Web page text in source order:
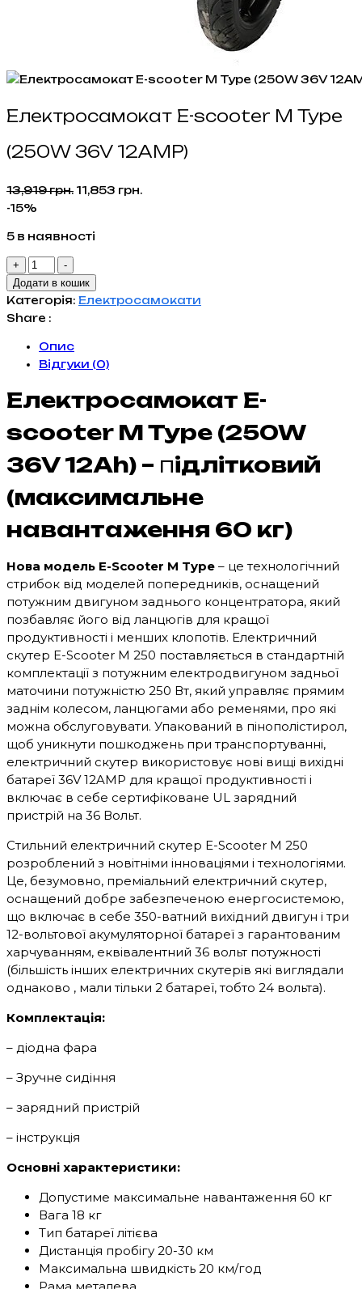
Електросамокат E-scooter M Type
(250W 36V 12AMP)
13,919грн. Оригінальна
11,853 грн.
-15%
5 в наявності
+
Електросамокат
E-
scooter
M
(250W
36V
кількість
-
Додати в кошик
Категорія: Електросамокати
Share :
Опис
Відгуки (0)
Електросамокат E-
scooter M Type (250W
36V 12Ah) – підлітковий
(максимальне
навантаження 60 кг)
Нова модель E-Scooter M Type – це технологічний
стрибок від моделей попередників, оснащений
потужним двигуном заднього концентратора, який
позбавляє його від ланцюгів для кращої
продуктивності і менших клопотів. Електричний
скутер E-Scooter M 250 поставляється в стандартній
комплектації з потужним електродвигуном задньої
маточини потужністю 250 Вт, який управляє прямим
заднім колесом, ланцюгами або ременями, про які
можна обслуговувати. Упакований в пінополістирол,
щоб уникнути пошкоджень при транспортуванні,
електричний скутер використовує нові вищі вихідні
батареї 36V 12AMP для кращої продуктивності і
включає в себе сертифіковане UL зарядний
пристрій на 36 Вольт.
Стильний електричний скутер E-Scooter M 250
розроблений з новітніми інноваціями і технологіями.
Це, безумовно, преміальний електричний скутер,
оснащений добре забезпеченою енергосистемою,
що включає в себе 350-ватний вихідний двигун і три
12-вольтової акумуляторної батареї з гарантованим
харчуванням, еквівалентний 36 вольт потужності
(більшість інших електричних скутерів які виглядали
однаково , мали тільки 2 батареї, тобто 24 вольта).
Комплектація:
– діодна фара
– Зручне сидіння
– зарядний пристрій
– інструкція
Основні характеристики:
Допустиме максимальне навантаження 60 кг
Вага 18 кг
Тип батареї літієва
Дистанція пробігу 20-30 км
Максимальна швидкість 20 км/год
Рама металева